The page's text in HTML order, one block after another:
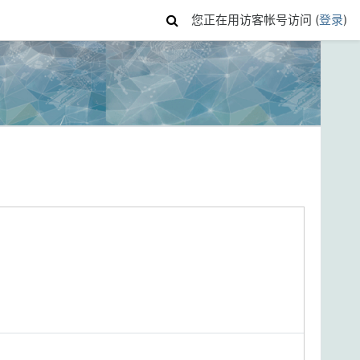
您正在用访客帐号访问 (登录)